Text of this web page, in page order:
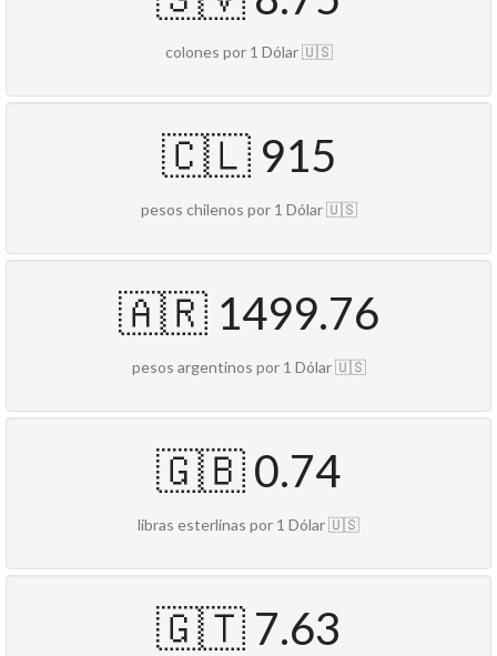
colones por 1 Dólar 🇺🇸
🇨🇱 915
pesos chilenos por 1 Dólar 🇺🇸
🇦🇷 1499.76
pesos argentinos por 1 Dólar 🇺🇸
🇬🇧 0.74
libras esterlinas por 1 Dólar 🇺🇸
🇬🇹 7.63